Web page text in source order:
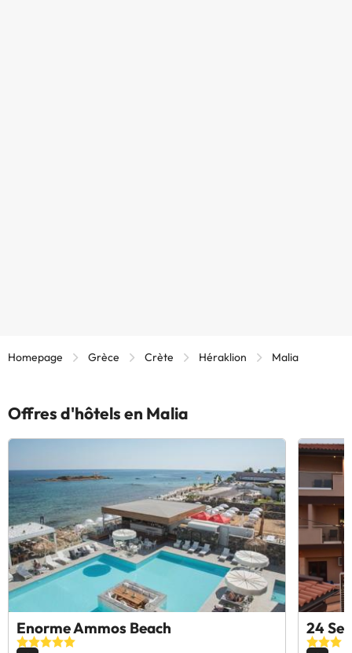
Homepage Grèce Crète Héraklion Malia
Offres d'hôtels en Malia
Enorme Ammos Beach 24